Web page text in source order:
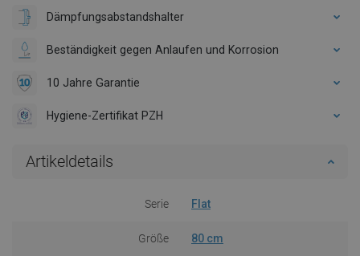
Dämpfungsabstandshalter
Beständigkeit gegen Anlaufen und Korrosion
10 Jahre Garantie
Hygiene-Zertifikat PZH
Artikeldetails
Serie Flat
Größe 80 cm